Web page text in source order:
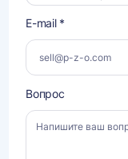
E-mail *
Вопрос